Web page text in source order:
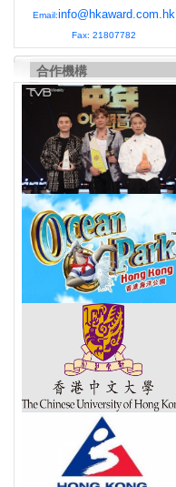
Email:info@hkaward.com.hk
Fax: 21807782
合作機構